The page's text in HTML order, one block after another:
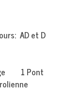
AD et D
1 Pont